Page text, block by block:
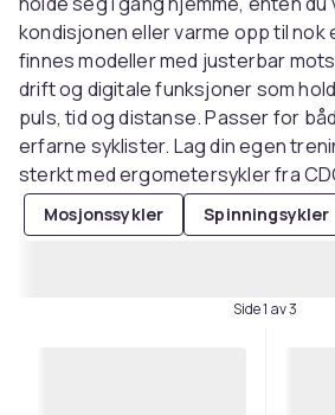
kondisjonen eller varme opp til
finnes modeller med justerbar
drift og digitale funksjoner som
puls, tid og distanse. Passer for
erfarne syklister. Lag din egen
sterkt med ergometersykler fra
Mosjonssykler Spinningsykler
Side 1 av 3